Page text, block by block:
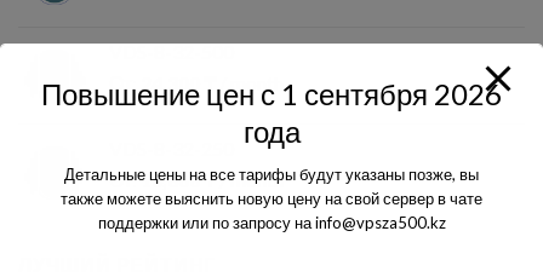
От:16,800₸/ month
Повышение цен с 1 сентября 2026
года
Детальные цены на все тарифы будут указаны позже, вы
также можете выяснить новую цену на свой сервер в чате
поддержки или по запросу на info@vpsza500.kz